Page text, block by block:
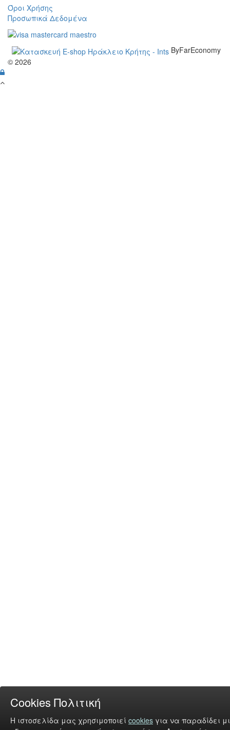
Όροι Χρήσης
Προσωπικά Δεδομένα
ByFarEconomy
© 2026
Cookies Πολιτική
Η ιστοσελίδα μας χρησιμοποιεί cookies για να παραδίδει